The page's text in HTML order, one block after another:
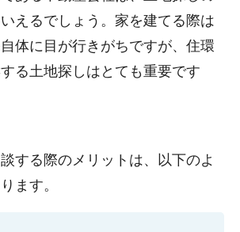
えるでしょう。家を建てる際は
体に目が行きがちですが、住環
る土地探しはとても重要です
する際のメリットは、以下のよ
ます。